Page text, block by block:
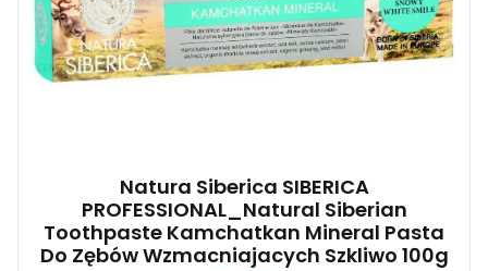
Natura Siberica SIBERICA
PROFESSIONAL_Natural Siberian
Toothpaste Kamchatkan Mineral Pasta
Do Zębów Wzmacniajacych Szkliwo 100g